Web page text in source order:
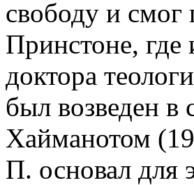
свободу и смог
Принстоне, где
доктора
был возведен в
Хайманотом
П. основал для